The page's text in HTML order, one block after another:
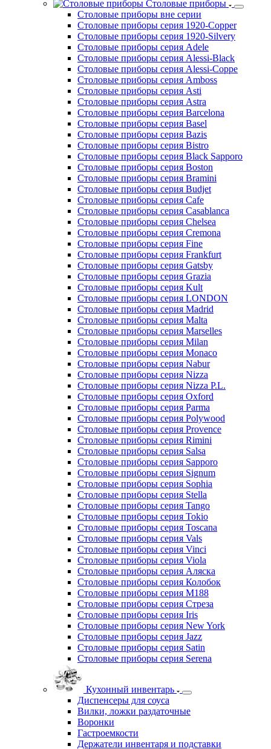
Водоумягчители
Диспенсеры
Дозаторы для мыла
Облучатели
Рукосушители
Посуда и инвентарь
Столовые приборы
Столовые приборы вне серии
Столовые приборы серия 1920-Copper
Столовые приборы серия 1920-Silvery
Столовые приборы серия Adele
Столовые приборы серия Alessi-Black
Столовые приборы серия Alessi-Coppe
Столовые приборы серия Amboss
Столовые приборы серия Asti
Столовые приборы серия Astra
Столовые приборы серия Barcelona
Столовые приборы серия Basel
Столовые приборы серия Bazis
Столовые приборы серия Bistro
Столовые приборы серия Black Sapporo
Столовые приборы серия Boston
Столовые приборы серия Bramini
Столовые приборы серия Budjet
Столовые приборы серия Cafe
Столовые приборы серия Casablanca
Столовые приборы серия Chelsea
Столовые приборы серия Cremona
Столовые приборы серия Fine
Столовые приборы серия Frankfurt
Столовые приборы серия Gatsby
Столовые приборы серия Grazia
Столовые приборы серия Kult
Столовые приборы серия LONDON
Столовые приборы серия Madrid
Столовые приборы серия Malta
Столовые приборы серия Marselles
Столовые приборы серия Milan
Столовые приборы серия Monaco
Столовые приборы серия Nabur
Столовые приборы серия Nizza
Столовые приборы серия Nizza P.L.
Столовые приборы серия Oxford
Столовые приборы серия Parma
Столовые приборы серия Polywood
Столовые приборы серия Provence
Столовые приборы серия Rimini
Столовые приборы серия Salsa
Столовые приборы серия Sapporo
Столовые приборы серия Signum
Столовые приборы серия Sophia
Столовые приборы серия Stella
Столовые приборы серия Tango
Столовые приборы серия Tokio
Столовые приборы серия Toscana
Столовые приборы серия Vals
Столовые приборы серия Vinci
Столовые приборы серия Viola
Столовые приборы серия Аляска
Столовые приборы серия Колобок
Столовые приборы серия М188
Столовые приборы серия Iris
Столовые приборы серия New York
Столовые приборы серия Jazz
Столовые приборы серия Satin
Столовые приборы серия Serena